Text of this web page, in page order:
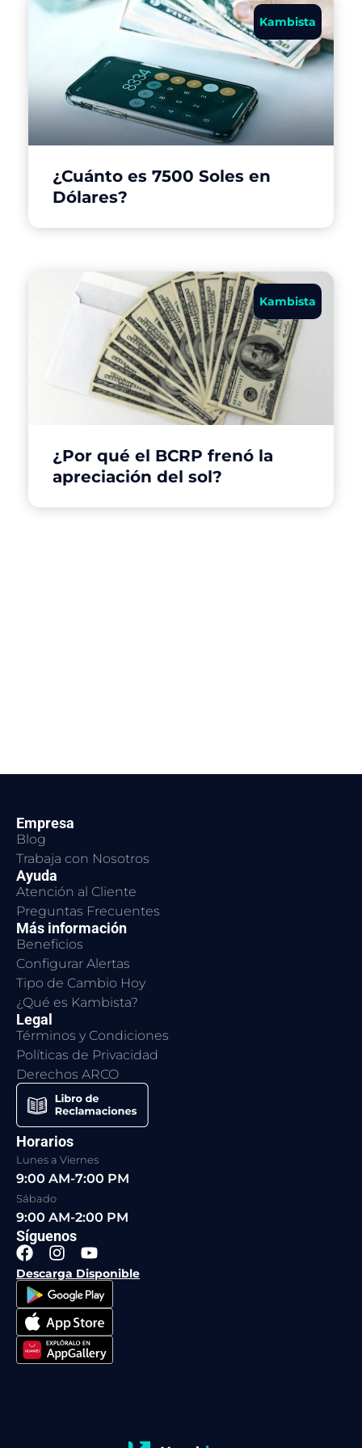
Kambista
¿Cuánto es 7500 Soles en
Dólares?
Kambista
¿Por qué el BCRP frenó la
apreciación del sol?
Empresa
Blog
Trabaja con Nosotros
Ayuda
Atención al Cliente
Preguntas Frecuentes
Más información
Beneficios
Configurar Alertas
Tipo de Cambio Hoy
¿Qué es Kambista?
Legal
Términos y Condiciones
Políticas de Privacidad
Derechos ARCO
Horarios
Lunes a Viernes
9:00 AM-7:00 PM
Sábado
9:00 AM-2:00 PM
Síguenos
F
a
c
e
b
o
o
k
I
n
s
t
a
g
r
a
Y
o
u
t
u
b
e
Descarga Disponible